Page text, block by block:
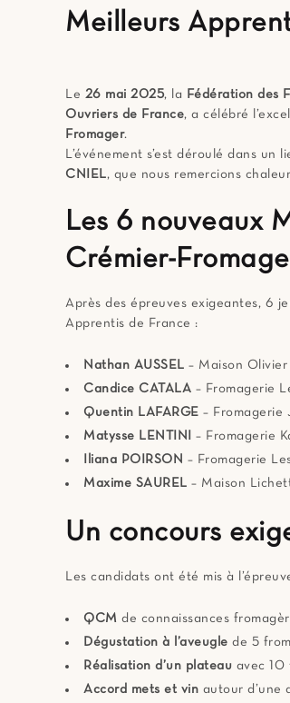
Meilleurs
Le 26 mai 2025, la Fédération des
Ouvriers de France, a célébré
Fromager.
L’événement s’est déroulé dans
CNIEL, que nous remercions
Les 6 nouveaux
Crémier-
Après des épreuves exigeantes, 6
Apprentis de France :
Nathan AUSSEL – Maison
Candice CATALA – Fromagerie
Quentin LAFARGE – Fromagerie
Matysse LENTINI
– Fromagerie
Iliana POIRSON – Fromagerie
Maxime SAUREL – Maison
Un concours
Les candidats ont été mis à
QCM de connaissances
Dégustation à l’aveugle de 5
Réalisation d’un plateau avec 10
Accord mets et vin autour d’une